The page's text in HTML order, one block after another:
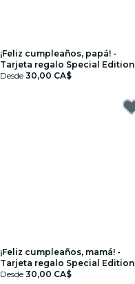
¡Feliz cumpleaños, papá! -
Tarjeta regalo Special Edition
Desde 30,00 CA$
¡Feliz cumpleaños, mamá! -
Tarjeta regalo Special Edition
Desde 30,00 CA$